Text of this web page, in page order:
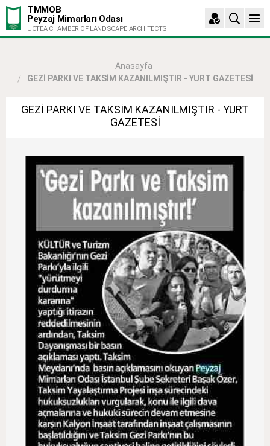
TMMOB
Peyzaj Mimarları Odası
UCTEA CHAMBER OF LANDSCAPE ARCHITECTS
Anasayfa
GEZİ PARKI VE TAKSİM KAZANILMIŞTIR - YURT GAZETESİ
GEZİ PARKI VE TAKSİM KAZANILMIŞTIR - YURT
GAZETESİ